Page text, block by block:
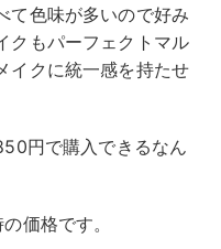
て色味が多いので好み
クもパーフェクトマル
イクに統一感を持たせ
円で購入できるなん
価格です。